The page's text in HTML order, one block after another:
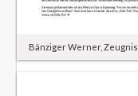
Bänziger Werner, Zeugnis